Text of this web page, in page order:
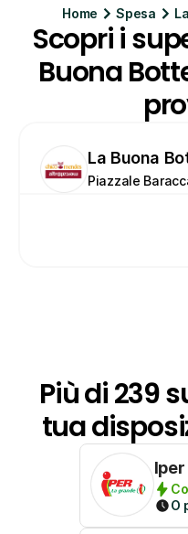
Home Spesa
Scopri i
Buona
La Buona
Piazzale
Più di 239
tua
Iper
O